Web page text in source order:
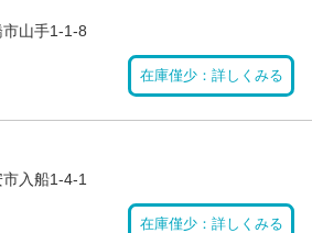
山手1-1-8
在庫僅少：詳しくみる
入船1-4-1
在庫僅少：詳しくみる